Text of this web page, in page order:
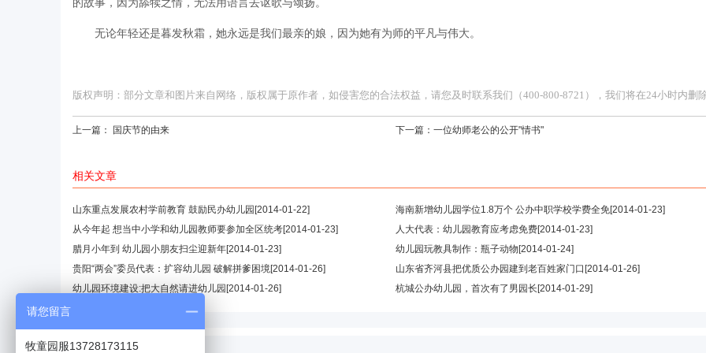
的故事，因为舔犊之情，无法用语言去讴歌与颂扬。
无论年轻还是暮发秋霜，她永远是我们最亲的娘，因为她有为师的平凡与伟大。
版权声明：部分文章和图片来自网络，版权属于原作者，如侵害您的合法权益，请您及时联系我们（400-800-8721），我们将在24小时内删
上一篇： 国庆节的由来 下一篇： 一位幼师老公的公开"情书"
相关文章
山东重点发展农村学前教育 鼓励民办幼儿园 [2014-01-22] 海南新增幼儿园学位1.8万个 公办中职学校学费全免[2014-01-23]
从今年起 想当中小学和幼儿园教师要参加全区统考[2014-01-23] 人大代表：幼儿园教育应考虑免费[2014-01-23]
腊月小年到 幼儿园小朋友扫尘迎新年[2014-01-23] 幼儿园玩教具制作：瓶子动物 [2014-01-24]
贵阳“两会”委员代表：扩容幼儿园 破解拼爹困境[2014-01-26] 山东省齐河县把优质公办园建到老百姓家门口 [2014-01-26]
幼儿园环境建设:把大自然请进幼儿园 [2014-01-26] 杭城公办幼儿园，首次有了男园长 [2014-01-29]
请您留言
牧童园服13728173115